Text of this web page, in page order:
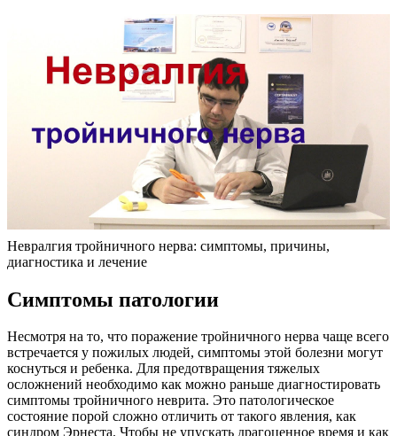
Невралгия тройничного нерва: симптомы, причины,
диагностика и лечение
Симптомы патологии
Несмотря на то, что поражение тройничного нерва чаще всего
встречается у пожилых людей, симптомы этой болезни могут
коснуться и ребенка. Для предотвращения тяжелых
осложнений необходимо как можно раньше диагностировать
симптомы тройничного неврита. Это патологическое
состояние порой сложно отличить от такого явления, как
синдром Эрнеста. Чтобы не упускать драгоценное время и как